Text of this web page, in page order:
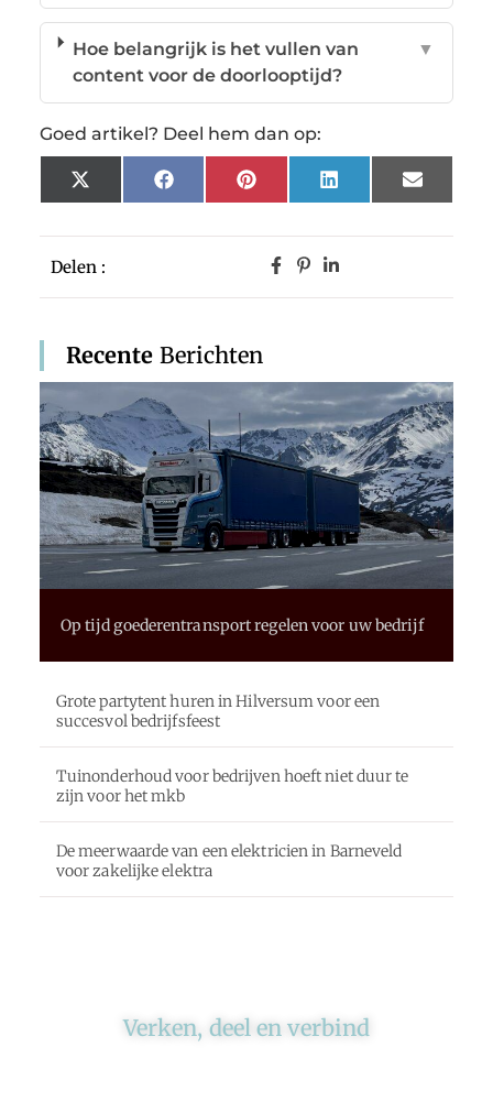
Delen :
Recente Berichten
Op tijd goederentransport regelen voor uw bedrijf
Grote partytent huren in Hilversum voor een
succesvol bedrijfsfeest
Tuinonderhoud voor bedrijven hoeft niet duur te
zijn voor het mkb
De meerwaarde van een elektricien in Barneveld
voor zakelijke elektra
Verken, deel en verbind
Hoe belangrijk is het vullen van
content voor de doorlooptijd?
▼
Goed artikel? Deel hem dan op:
X
(Twitter)
FacebookPinterestLinkedInEmail